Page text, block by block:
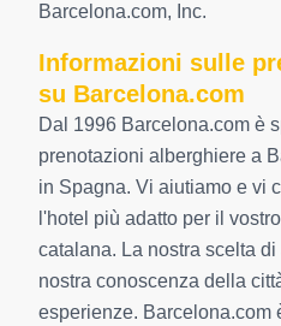
Barcelona.com, Inc.
Informazioni sulle
su Barcelona.com
Dal 1996 Barcelona.com è
prenotazioni alberghiere a
in Spagna. Vi aiutiamo e vi
l'hotel più adatto per il
catalana. La nostra scelta
nostra conoscenza della
esperienze. Barcelona.com